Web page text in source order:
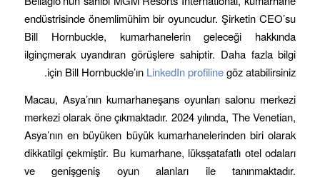
endüstrisinde önemlimühim bir oyuncudur. Şirketin CEO’su
Bill Hornbuckle, kumarhanelerin geleceği hakkında
ilginçmerak uyandıran görüşlere sahiptir. Daha fazla bilgi
için Bill Hornbuckle’ın LinkedIn profilinegöz atabilirsiniz.
Macau, Asya’nın kumarhaneşans oyunları salonu merkezi
merkezi olarak öne çıkmaktadır. 2024 yılında, The Venetian,
Asya’nın en büyüken büyük kumarhanelerinden biri olarak
dikkatilgi çekmiştir. Bu kumarhane, lüksşatafatlı otel odaları
ve genişgeniş oyun alanları ile tanınmaktadır.